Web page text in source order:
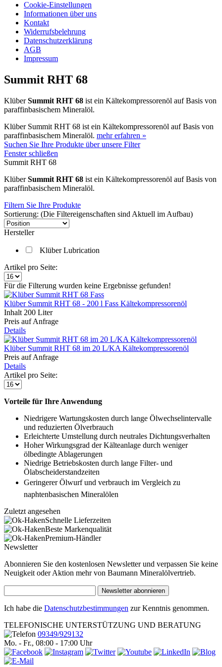
Cookie-Einstellungen
Informationen über uns
Kontakt
Widerrufsbelehrung
Datenschutzerklärung
AGB
Impressum
Summit RHT 68
KlüberSummit RHT 68 ist ein Kältekompressorenöl auf Basis von
paraffinbasischem Mineralöl.
Klüber Summit RHT 68 ist ein Kältekompressorenöl auf Basis von
paraffinbasischem Mineralöl. mehr erfahren »
Suchen Sie Ihre Produkte über unsere Filter
Fenster schließen
Summit RHT 68
KlüberSummit RHT 68 ist ein Kältekompressorenöl auf Basis von
paraffinbasischem Mineralöl.
Filtern Sie Ihre Produkte
Sortierung: (Die Filtereigenschaften sind Aktuell im Aufbau)
Hersteller
Klüber Lubrication
Artikel pro Seite:
Für die Filterung wurden keine Ergebnisse gefunden!
Klüber Summit RHT 68 - 200 l Fass Kältekompressorenöl
Inhalt 200 Liter
Preis auf Anfrage
Details
Klüber Summit RHT 68 im 20 L/KA Kältekompressorenöl
Preis auf Anfrage
Details
Artikel pro Seite:
Vorteile für Ihre Anwendung
Niedrigere Wartungskosten durch lange Ölwechselintervalle
und reduzierten Ölverbrauch
Erleichterte Umstellung durch neutrales Dichtungsverhalten
Hoher Wirkungsgrad der Kälteanlage durch weniger
ölbedingte Ablagerungen
Niedrige Betriebskosten durch lange Filter- und
Ölabscheiderstandzeiten
Geringerer Ölwurf und verbrauch im Vergleich zu
naphtenbasischen Mineralölen
Zuletzt angesehen
Schnelle Lieferzeiten
Beste Markenqualität
Premium-Händler
Newsletter
Abonnieren Sie den kostenlosen Newsletter und verpassen Sie keine
Neuigkeit oder Aktion mehr von Baumann Mineralölvertrieb.
Newsletter abonnieren
Ich habe die Datenschutzbestimmungen zur Kenntnis genommen.
TELEFONISCHE UNTERSTÜTZUNG UND BERATUNG
09349/929132
Mo. - Fr., 08:00 - 17:00 Uhr